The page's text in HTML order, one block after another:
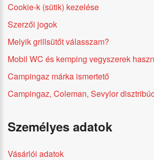
Cookie-k (sütik) kezelése
Szerzői jogok
Melyik grillsütőt válasszam?
Mobil WC és kemping vegyszerek
Campingaz márka ismertető
Campingaz, Coleman, Sevylor
Személyes adatok
Vásárlói adatok